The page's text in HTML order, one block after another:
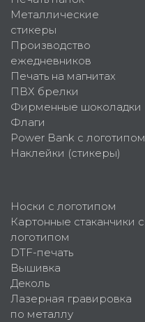
Металлические
стикеры
Производство
ежедневников
Печать на магнитах
ПВХ брелки
Фирменные шоколадки
Флаги
Power Bank с логотипом
Наклейки (стикеры)
Носки с логотипом
Картонные стаканчики с
логотипом
DTF-печать
Вышивка
Деколь
Лазерная гравировка
по металлу